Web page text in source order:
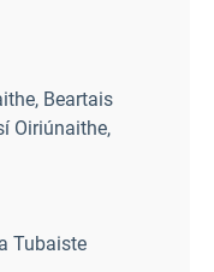
Beartais
Oiriúnaithe,
Tubaiste